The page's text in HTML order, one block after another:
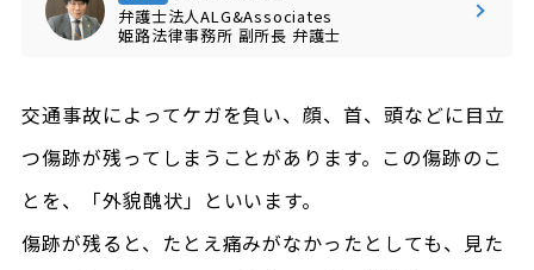
弁護士法人ALG&Associates
姫路法律事務所 副所長 弁護士
交通事故によってケガを負い、顔、首、頭などに目立
つ傷跡が残ってしまうことがあります。この傷跡のこ
とを、「外貌醜状」といいます。
傷跡が残ると、たとえ痛みがなかったとしても、見た